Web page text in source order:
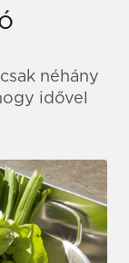
néhány
idővel